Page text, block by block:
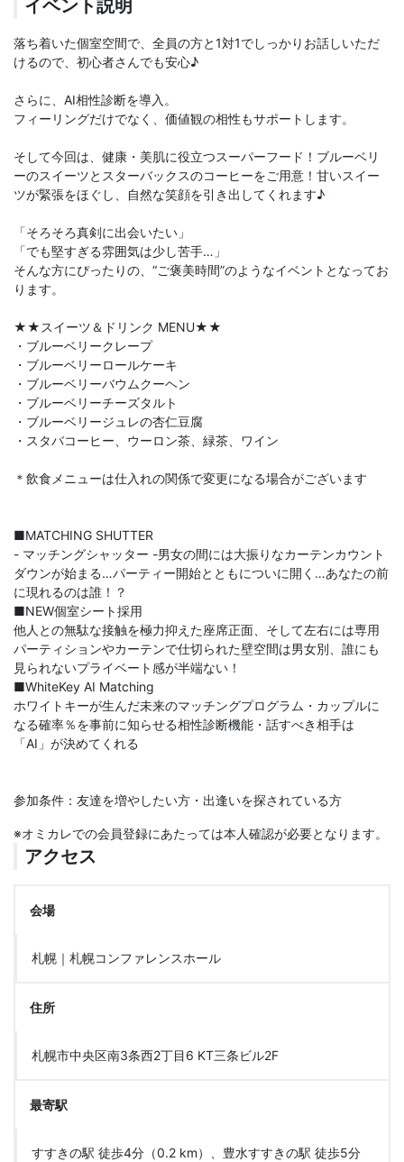
イベント説明
落ち着いた個室空間で、全員の方と1対1でしっかりお話しいただ
けるので、初心者さんでも安心♪
さらに、AI相性診断を導入。
フィーリングだけでなく、価値観の相性もサポートします。
そして今回は、健康・美肌に役立つスーパーフード！ブルーベリ
ーのスイーツとスターバックスのコーヒーをご用意！甘いスイー
ツが緊張をほぐし、自然な笑顔を引き出してくれます♪
「そろそろ真剣に出会いたい」
「でも堅すぎる雰囲気は少し苦手…」
そんな方にぴったりの、“ご褒美時間”のようなイベントとなってお
ります。
★★スイーツ＆ドリンク MENU★★
・ブルーベリークレープ
・ブルーベリーロールケーキ
・ブルーベリーバウムクーヘン
・ブルーベリーチーズタルト
・ブルーベリージュレの杏仁豆腐
・スタバコーヒー、ウーロン茶、緑茶、ワイン
＊飲食メニューは仕入れの関係で変更になる場合がございます
■MATCHING SHUTTER
- マッチングシャッター -男女の間には大振りなカーテンカウント
ダウンが始まる…パーティー開始とともについに開く…あなたの前
に現れるのは誰！？
■NEW個室シート採用
他人との無駄な接触を極力抑えた座席正面、そして左右には専用
パーティションやカーテンで仕切られた壁空間は男女別、誰にも
見られないプライベート感が半端ない！
■WhiteKey AI Matching
ホワイトキーが生んだ未来のマッチングプログラム・カップルに
なる確率％を事前に知らせる相性診断機能・話すべき相手は
「AI」が決めてくれる
参加条件：友達を増やしたい方・出逢いを探されている方
※オミカレでの会員登録にあたっては本人確認が必要となります。
アクセス
会場
札幌｜札幌コンファレンスホール
住所
札幌市中央区南3条西2丁目6 KT三条ビル2F
最寄駅
すすきの駅 徒歩4分（0.2 km）、豊水すすきの駅 徒歩5分